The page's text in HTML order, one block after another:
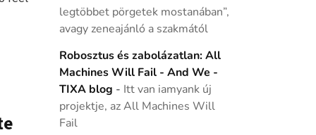
legtöbbet pörgetek mostanában”,
avagy zeneajánló a szakmától
Robosztus és zabolázatlan: All
Machines Will Fail - And We -
TIXA blog - Itt van iamyank új
projektje, az All Machines Will
Fail